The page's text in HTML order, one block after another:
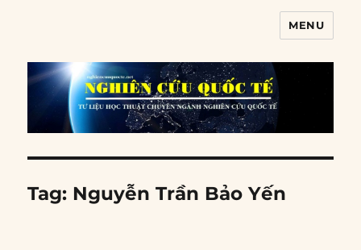
MENU
Tag: Nguyễn Trần Bảo Yến